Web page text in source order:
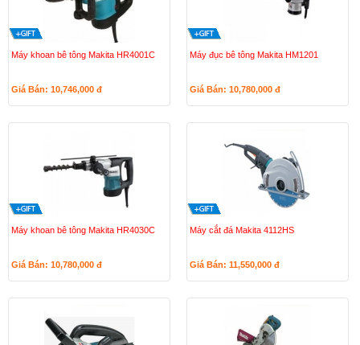
Máy khoan bê tông Makita HR4001C
Giá Bán: 10,746,000 đ
Máy đục bê tông Makita HM1201
Giá Bán: 10,780,000 đ
Máy khoan bê tông Makita HR4030C
Giá Bán: 10,780,000 đ
Máy cắt đá Makita 4112HS
Giá Bán: 11,550,000 đ